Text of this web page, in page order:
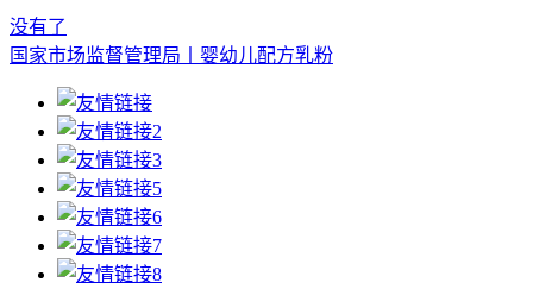
没有了
国家市场监督管理局丨婴幼儿配方乳粉